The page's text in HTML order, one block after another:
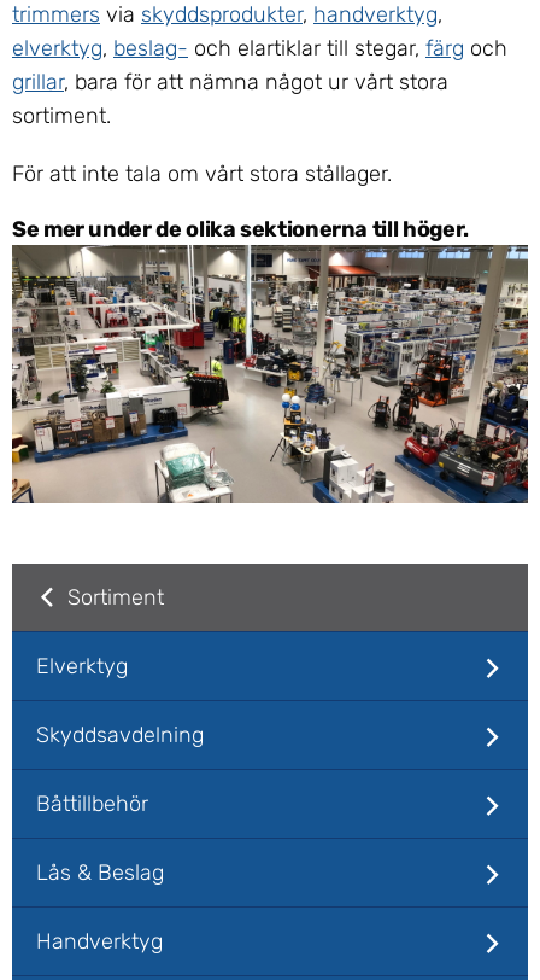
trimmers via skyddsprodukter, handverktyg,
elverktyg, beslag- och elartiklar till stegar, färg och
grillar, bara för att nämna något ur vårt stora
sortiment.
För att inte tala om vårt stora stållager.
Se mer under de olika sektionerna till höger.
Sortiment
Elverktyg
Skyddsavdelning
Båttillbehör
Lås & Beslag
Handverktyg